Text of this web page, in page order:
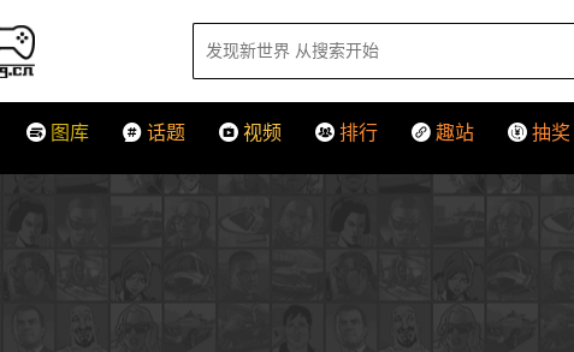
图库 话题 视频 排行 趣站 抽奖